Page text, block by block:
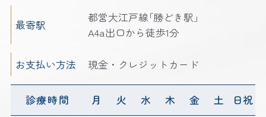
最寄駅
都営大江戸線｢勝どき駅｣
A4a出口から徒歩1分
お支払い方法 現金・クレジットカード
診療時間 月 火 水 木 金 土 日祝